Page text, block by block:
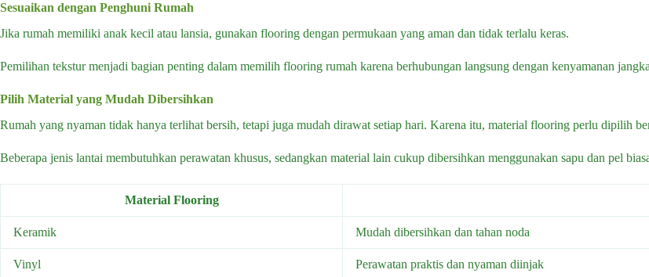
Sesuaikan dengan Penghuni Rumah
Jika rumah memiliki anak kecil atau lansia, gunakan flooring dengan permukaan yang aman dan tidak terlalu keras.
Pemilihan tekstur menjadi bagian penting dalam memilih flooring rumah karena berhubungan langsung dengan kenyamanan
Pilih Material yang Mudah Dibersihkan
Rumah yang nyaman tidak hanya terlihat bersih, tetapi juga mudah dirawat setiap hari. Karena itu, material flooring perlu dipilih
Beberapa jenis lantai membutuhkan perawatan khusus, sedangkan material lain cukup dibersihkan menggunakan sapu dan pel
Material Flooring
Keramik Mudah dibersihkan dan tahan noda
Vinyl Perawatan praktis dan nyaman diinjak